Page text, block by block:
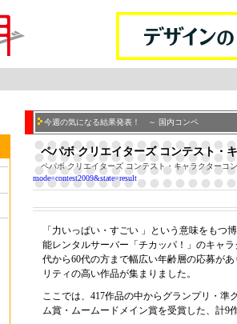
今週の気になる結果発表！ ～ 国内コンペ
ペパボ クリエイターズ コンテスト・
ペパボ クリエイターズ コンテスト・キャラクターコ
mode=contest2009&state=result
「力いっぱい・すごい 」という意味をもつ
能レンタルサーバー「チカッパ！」のキャ
代から60代の方まで幅広い年齢層の応募が
リティの高い作品が集まりました。
ここでは、417作品の中からグランプリ・準
ム賞・ムームードメイン賞を受賞した、計9